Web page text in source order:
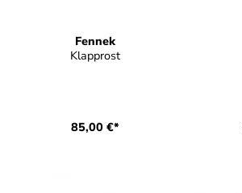
Fennek
Klapprost
85,00 €*